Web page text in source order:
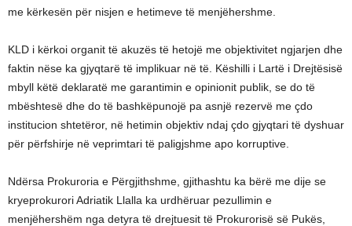
me kërkesën për nisjen e hetimeve të menjëhershme.
KLD i kërkoi organit të akuzës të hetojë me objektivitet ngjarjen dhe
faktin nëse ka gjyqtarë të implikuar në të. Këshilli i Lartë i Drejtësisë
mbyll këtë deklaratë me garantimin e opinionit publik, se do të
mbështesë dhe do të bashkëpunojë pa asnjë rezervë me çdo
institucion shtetëror, në hetimin objektiv ndaj çdo gjyqtari të dyshuar
për përfshirje në veprimtari të paligjshme apo korruptive.
Ndërsa Prokuroria e Përgjithshme, gjithashtu ka bërë me dije se
kryeprokurori Adriatik Llalla ka urdhëruar pezullimin e
menjëhershëm nga detyra të drejtuesit të Prokurorisë së Pukës,